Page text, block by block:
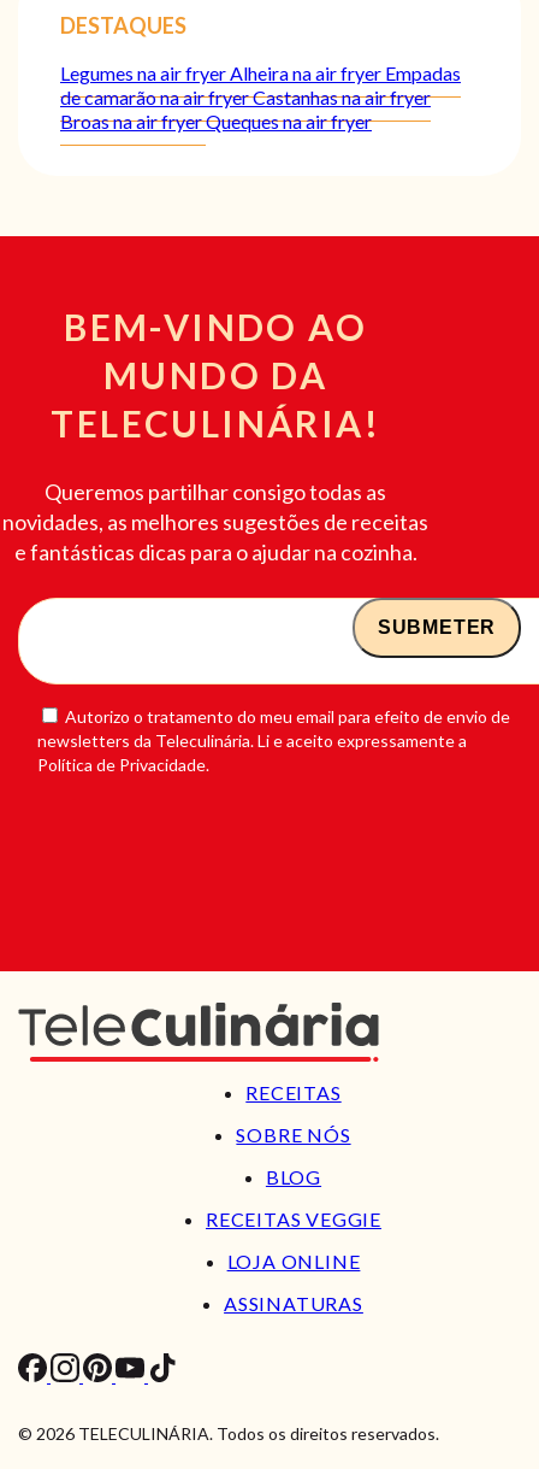
DESTAQUES
Legumes na air fryerAlheira na air fryer Empadas
de camarão na air fryerCastanhas na air fryer
Broas na air fryerQueques na air fryer
BEM-VINDO AO
MUNDO DA
TELECULINÁRIA!
Queremos partilhar consigo todas as
novidades, as melhores sugestões de receitas
e fantásticas dicas para o ajudar na cozinha.
Autorizo o tratamento do meu email para efeito de envio de
newsletters da Teleculinária. Li e aceito expressamente a
Política de Privacidade.
RECEITAS
SOBRE NÓS
BLOG
RECEITAS VEGGIE
LOJA ONLINE
ASSINATURAS
© 2026 TELECULINÁRIA. Todos os direitos reservados.